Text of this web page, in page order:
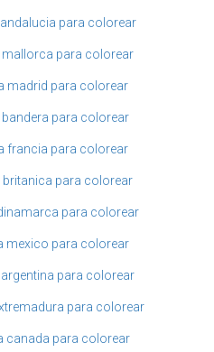
para colorear
mallorca para colorear
madrid para colorear
para colorear
francia para colorear
britanica para colorear
para colorear
mexico para colorear
para colorear
para colorear
canada para colorear